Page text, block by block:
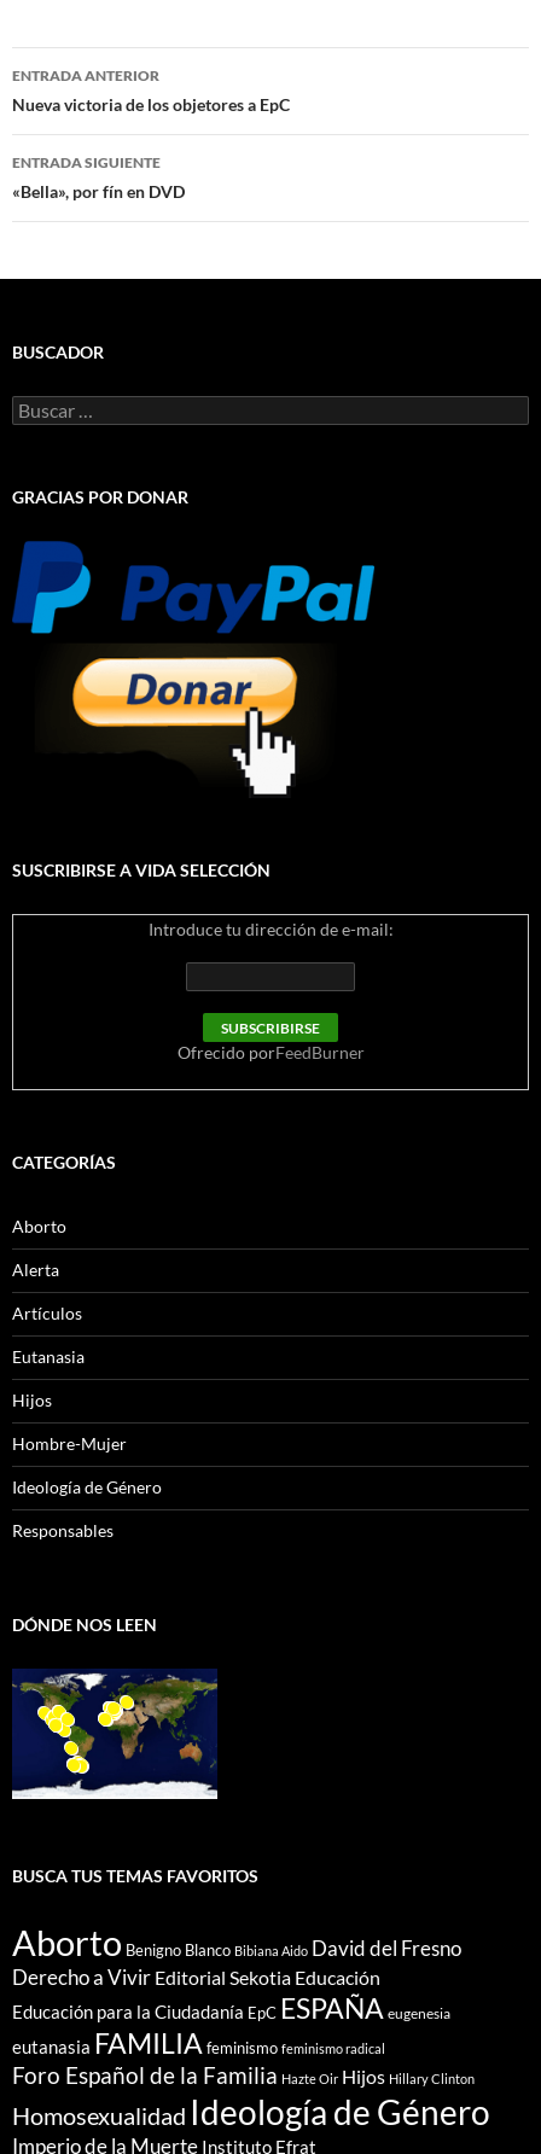
Navegación
de
entradas
ENTRADA ANTERIOR
Nueva victoria de los objetores a EpC
ENTRADA SIGUIENTE
«Bella», por fín en DVD
BUSCADOR
Buscar:
GRACIAS POR DONAR
SUSCRIBIRSE A VIDA SELECCIÓN
Introduce tu dirección de e-mail:
Ofrecido porFeedBurner
CATEGORÍAS
Aborto
Alerta
Artículos
Eutanasia
Hijos
Hombre-Mujer
Ideología de Género
Responsables
DÓNDE NOS LEEN
BUSCA TUS TEMAS FAVORITOS
Aborto Benigno Blanco Bibiana Aido David del Fresno
Derecho a Vivir Editorial Sekotia Educación
Educación para la Ciudadanía EpC ESPAÑA eugenesia
eutanasia FAMILIA feminismo feminismo radical
Foro Español de la Familia Hazte Oir Hijos Hillary Clinton
Homosexualidad Ideología de Género
Imperio de la Muerte Instituto Efrat